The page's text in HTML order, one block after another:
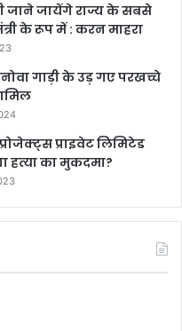
जाने जायेंगे राज्य के सबसे
के रूप में : करन माहरा
गाड़ी के उड़ गए परखच्चे
प्राइवेट लिमिटेड
हत्या का मुकदमा?